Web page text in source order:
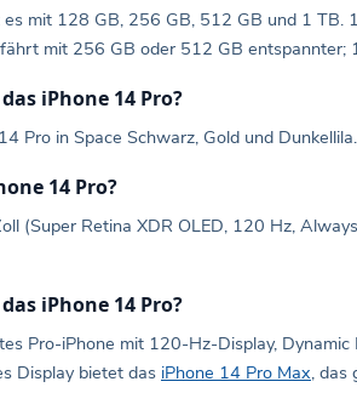
mit 128 GB, 256 GB, 512 GB und 1
mit 256 GB oder 512 GB
iPhone 14 Pro?
Pro in Space Schwarz, Gold und
14 Pro?
(Super Retina XDR OLED, 120 Hz,
iPhone 14 Pro?
Pro-iPhone mit 120-Hz-Display,
Display bietet das iPhone 14 Pro Max, das